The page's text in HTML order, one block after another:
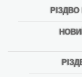
РІЗДВО